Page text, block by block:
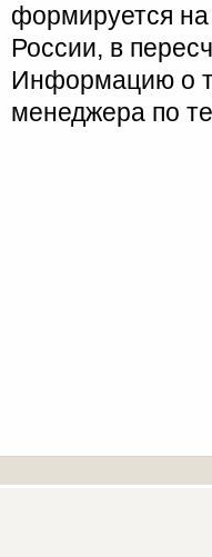
формируется на
России, в
Информацию о
менеджера по